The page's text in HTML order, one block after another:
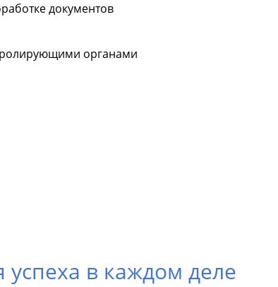
документов
органами
в каждом деле